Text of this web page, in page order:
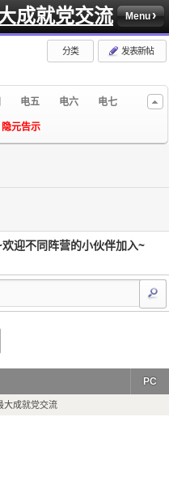
成就党交流 Menu
分类 发表新帖
电五 电六
电七
隐元告示
迎不同阵营的小伙伴加入~
PC
大成就党交流